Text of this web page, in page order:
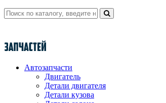
Автозапчасти
Двигатель
Детали двигателя
Детали кузова